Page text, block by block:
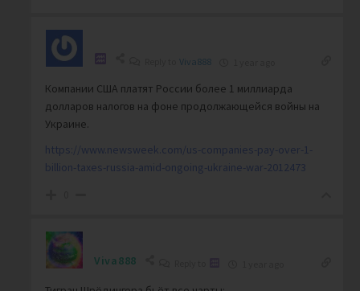
Viva888
Компании США платят России более 1 миллиарда
долларов налогов на фоне продолжающейся войны на
Украине.
https://www.newsweek.com/us-companies-pay-over-1-
billion-taxes-russia-amid-ongoing-ukraine-war-2012473
Viva888